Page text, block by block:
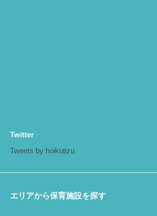
Twitter
Tweets by hoikutizu
エリアから保育施設を探す